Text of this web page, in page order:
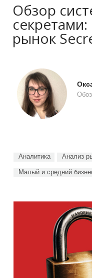
Обзор
рынок
Аналитика Анализ
Малый и средний